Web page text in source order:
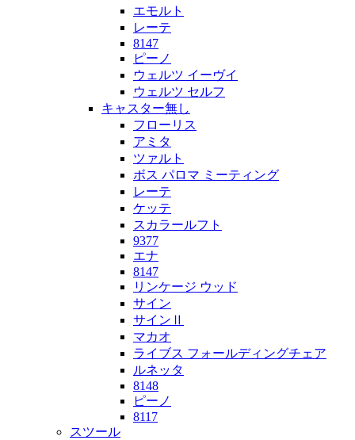
エモルト
レーテ
8147
ピーノ
ウェルツ イーヴイ
ウェルツ セルフ
キャスター無し
フローリス
アミタ
ツァルト
ボス パロマ ミーティング
レーテ
ケッテ
スカラールフト
9377
エナ
8147
リンケージ ウッド
サイン
サインⅡ
マカオ
ライブス フォールディングチェア
ルネッタ
8148
ピーノ
8117
スツール